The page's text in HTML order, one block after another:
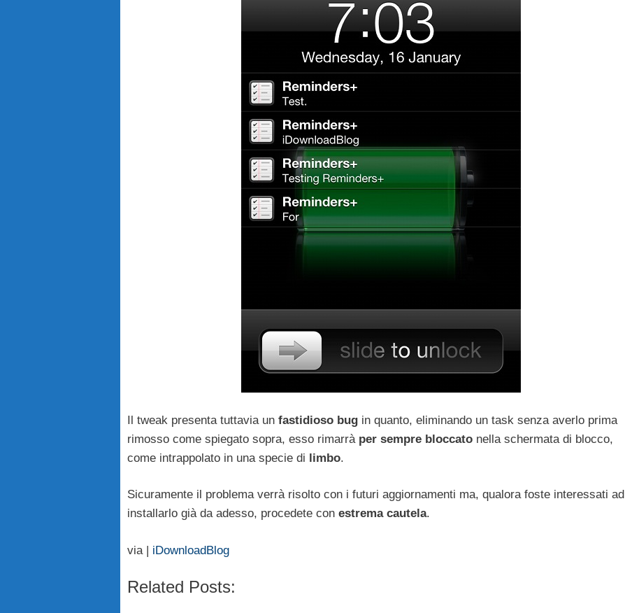
Il tweak presenta tuttavia un fastidioso bug in quanto, eliminando un task senza averlo prima
rimosso come spiegato sopra, esso rimarrà per sempre bloccato nella schermata di blocco,
come intrappolato in una specie di limbo.
Sicuramente il problema verrà risolto con i futuri aggiornamenti ma, qualora foste interessati ad
installarlo già da adesso, procedete con estrema cautela.
via | iDownloadBlog
Related Posts: